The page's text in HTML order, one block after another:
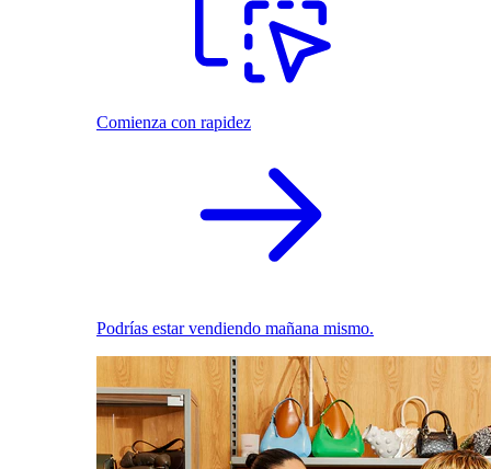
Comienza con rapidez
Podrías estar vendiendo mañana mismo.